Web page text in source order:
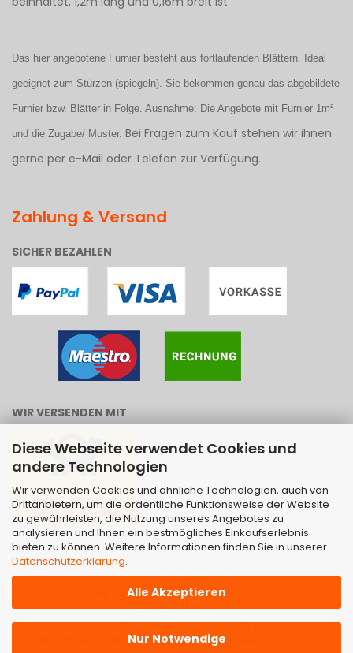
Diese Webseite verwendet Cookies und
andere Technologien
Wir verwenden Cookies und ähnliche Technologien, auch von
Drittanbietern, um die ordentliche Funktionsweise der Website
zu gewährleisten, die Nutzung unseres Angebotes zu
analysieren und Ihnen ein bestmögliches Einkaufserlebnis
bieten zu können. Weitere Informationen finden Sie in unserer
Datenschutzerklärung.
Alle Akzeptieren
Nur Notwendige
Das hier angebotene Furnier besteht aus fortlaufenden Blättern. Ideal
geeignet zum Stürzen (spiegeln). Sie bekommen genau das abgebildete
Furnier bzw. Blätter in Folge. Ausnahme: Die Angebote mit Furnier 1m²
und die Zugabe/ Muster. Bei Fragen zum Kauf stehen wir ihnen
gerne per e-Mail oder Telefon zur Verfügung.
Zahlung & Versand
SICHER BEZAHLEN
WIR VERSENDEN MIT
by Gambio.de © 2026 | Template von
JungCreative.
Alle Preise inkl. MwSt. & zzgl. Versandkosten
Alle Markennamen, Warenzeichen sowie sämtliche